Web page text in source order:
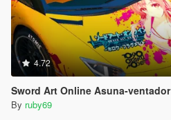
4.72
Sword Art Online Asuna-ventador
By ruby69